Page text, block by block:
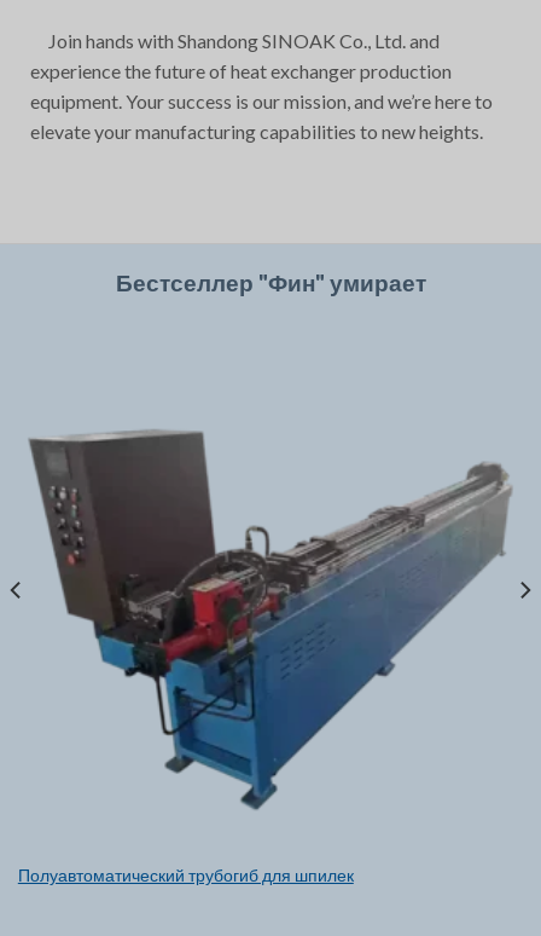
Join hands with Shandong SINOAK Co., Ltd. and
experience the future of heat exchanger production
equipment. Your success is our mission, and we’re here to
elevate your manufacturing capabilities to new heights.
Бестселлер "Фин" умирает
Полуавтоматический трубогиб для шпилек